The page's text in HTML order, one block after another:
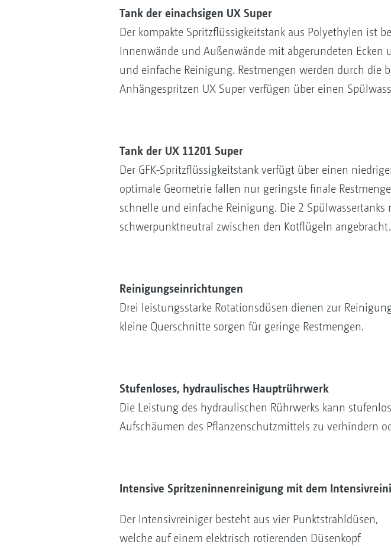
Tank der einachsigen UX Super
Der kompakte Spritzflüssigkeitstank aus Polyethylen ist
Innenwände und Außenwände mit abgerundeten Ecken
und einfache Reinigung. Restmengen werden durch die
Anhängespritzen UX Super verfügen über einen
Tank der UX 11201 Super
Der GFK-Spritzflüssigkeitstank verfügt über einen
optimale Geometrie fallen nur geringste finale
schnelle und einfache Reinigung. Die 2
schwerpunktneutral zwischen den Kotflügeln angebracht.
Reinigungseinrichtungen
Drei leistungsstarke Rotationsdüsen dienen zur
kleine Querschnitte sorgen für geringe Restmengen.
Stufenloses, hydraulisches Hauptrührwerk
Die Leistung des hydraulischen Rührwerks kann
Aufschäumen des Pflanzenschutzmittels zu verhindern
Intensive Spritzeninnenreinigung mit dem
Der Intensivreiniger besteht aus vier Punktstrahldüsen,
welche auf einem elektrisch rotierenden Düsenkopf